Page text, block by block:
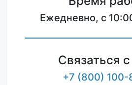
Ежедневно, с
Связаться
+7 (800)